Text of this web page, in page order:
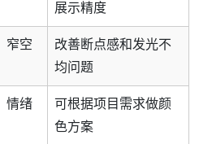
展示精度
窄空
改善断点感和发光不
均问题
情绪
可根据项目需求做颜
色方案